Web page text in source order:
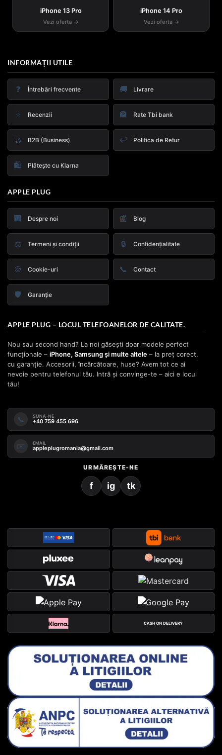
iPhone 13 Pro
Vezi oferta →
iPhone 14 Pro
Vezi oferta →
INFORMAȚII UTILE
❓ Întrebări frecvente 🚚 Livrare
⭐ Recenzii 🏦 Rate Tbi bank
🤝 B2B (Business) ↩️ Politica de Retur
🛍️ Plătește cu Klarna
APPLE PLUG
🏢 Despre noi 📰 Blog
⚖️ Termeni și condiții 🔒 Confidențialitate
🍪 Cookie-uri 📞 Contact
🛡️ Garanție
APPLE PLUG – LOCUL TELEFOANELOR DE CALITATE.
Nou sau second hand? La noi găsești doar modele perfect
funcționale – iPhone, Samsung și multe altele – la preț corect,
cu garanție. Accesorii, încărcătoare, huse? Avem tot ce ai
nevoie pentru telefonul tău. Intră și convinge-te – aici e locul
tău!
📞 SUNĂ-NE
+40 759 455 696
✉️ EMAIL
appleplugromania@gmail.com
URMĂREȘTE-NE
f ig tk
CASH ON DELIVERY